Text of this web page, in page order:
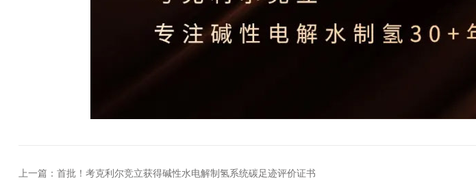
上一篇：首批！考克利尔竞立获得碱性水电解制氢系统碳足迹评价证书